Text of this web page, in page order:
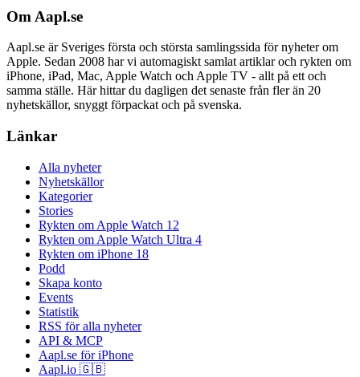
Om Aapl.se
Aapl.se är Sveriges första och största samlingssida för nyheter om
Apple. Sedan 2008 har vi automagiskt samlat artiklar och rykten om
iPhone, iPad, Mac, Apple Watch och Apple TV - allt på ett och
samma ställe. Här hittar du dagligen det senaste från fler än 20
nyhetskällor, snyggt förpackat och på svenska.
Länkar
Alla nyheter
Nyhetskällor
Kategorier
Stories
Rykten om Apple Watch 12
Rykten om Apple Watch Ultra 4
Rykten om iPhone 18
Podd
Skapa konto
Events
Statistik
RSS för alla nyheter
API & MCP
Aapl.se för iPhone
Aapl.io 🇬🇧